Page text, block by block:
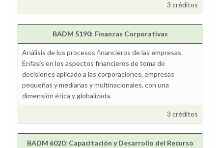
3 créditos
BADM 5190: Finanzas Corporativas
Análisis de los procesos financieros de las empresas.
Énfasis en los aspectos financieros de toma de
decisiones aplicado a las corporaciones, empresas
pequeñas y medianas y multinacionales, con una
dimensión ética y globalizada.
3 créditos
BADM 6020: Capacitación y Desarrollo del Recurso